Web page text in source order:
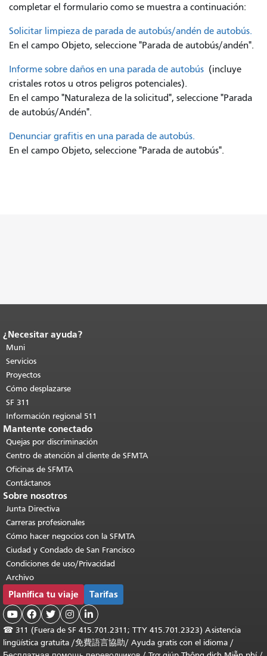
completar el formulario como se muestra a continuación:
Solicitar limpieza de parada de autobús/andén de autobús.
En el campo Objeto, seleccione "Parada de autobús/andén".
Informe sobre daños en una parada de autobús (incluye
cristales rotos u otros peligros potenciales).
En el campo "Naturaleza de la solicitud", seleccione "Parada
de autobús/Andén".
Denunciar grafitis en una parada de autobús.
En el campo Objeto, seleccione "Parada de autobús".
Fin del contenido de la página.
de esta página se repite en todas las
páginas.Volver al principio del
contenido principal
¿Necesitar ayuda?
Muni
Servicios
Proyectos
Cómo desplazarse
SF 311
Información regional 511
Mantente conectado
Quejas por discriminación
Centro de atención al cliente de SFMTA
Oficinas de SFMTA
Contáctanos
Sobre nosotros
Junta Directiva
Carreras profesionales
Cómo hacer negocios con la SFMTA
Ciudad y Condado de San Francisco
Condiciones de uso/Privacidad
Archivo
Planifica tu viaje Tarifas
    
☎ 311 (Fuera de SF 415.701.2311; TTY 415.701.2323) Asistencia
lingüística gratuita /免費語言協助/ Ayuda gratis con el idioma /